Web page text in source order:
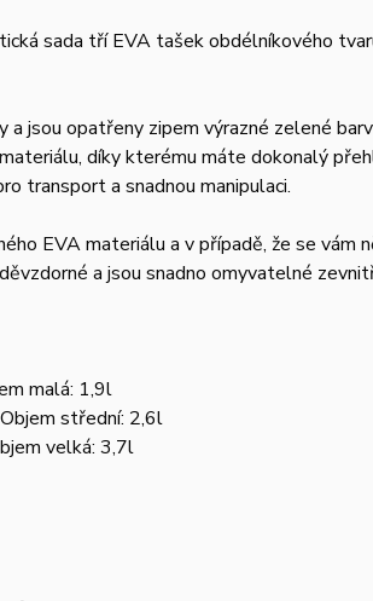
sada tří EVA tašek obdélníkového
a jsou opatřeny zipem výrazné zelené
díky kterému máte dokonalý
transport a snadnou manipulaci.
EVA materiálu a v případě, že se
a jsou snadno omyvatelné
malá: 1,9l
střední: 2,6l
velká: 3,7l